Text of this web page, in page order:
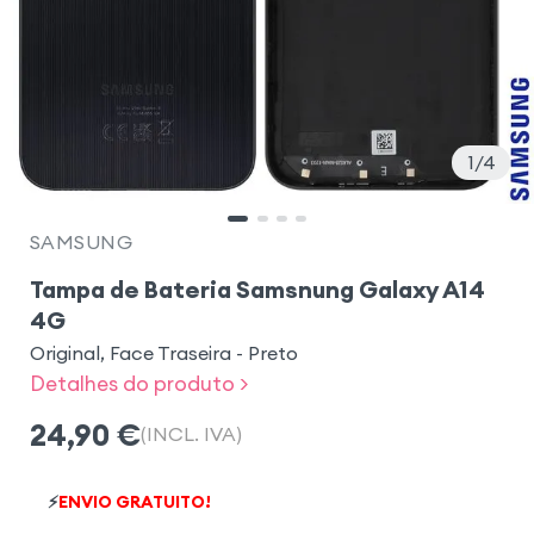
1 4
SAMSUNG
Tampa de Bateria Samsnung Galaxy A14
4G
Original, Face Traseira - Preto
Detalhes do produto >
24,90 €(INCL. IVA)
⚡ENVIO GRATUITO!